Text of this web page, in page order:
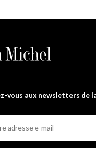
vous aux newsletters de